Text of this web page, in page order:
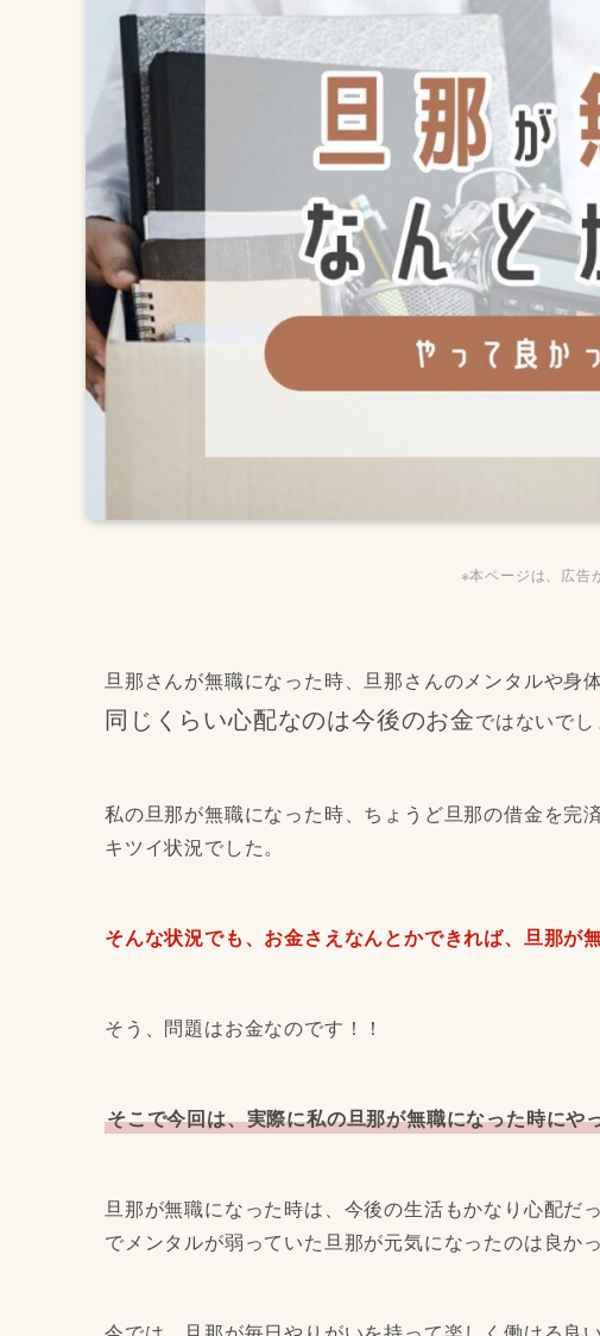
※本ページは、広告
旦那さんが無職になった時、旦那さんのメンタルや身
同じくらい心配なのは今後のお金ではないでし
私の旦那が無職になった時、ちょうど旦那の借金を完
キツイ状況でした。
そんな状況でも、お金さえなんとかできれば、旦那が
そう、問題はお金なのです！！
そこで今回は、実際に私の旦那が無職になった時にや
旦那が無職になった時は、今後の生活もかなり心配だ
でメンタルが弱っていた旦那が元気になったのは良かっ